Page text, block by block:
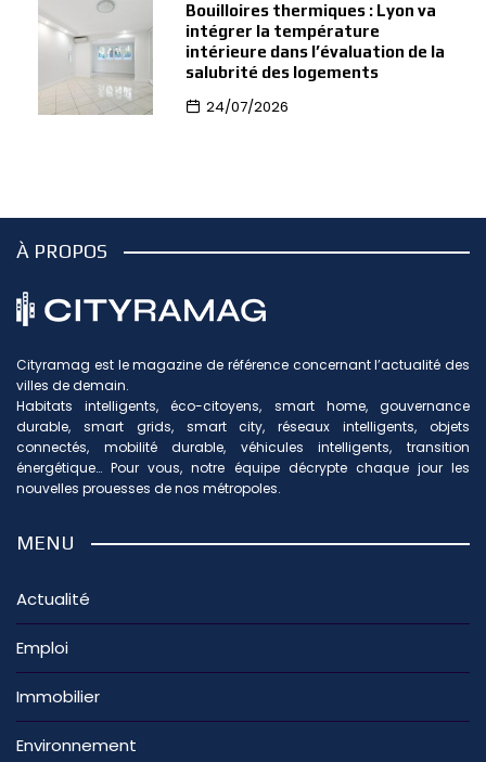
Bouilloires thermiques : Lyon va
intégrer la température
intérieure dans l’évaluation de la
salubrité des logements
24/07/2026
À PROPOS
Cityramag est le magazine de référence concernant l’actualité des
villes de demain.
Habitats intelligents, éco-citoyens, smart home, gouvernance
durable, smart grids, smart city, réseaux intelligents, objets
connectés, mobilité durable, véhicules intelligents, transition
énergétique… Pour vous, notre équipe décrypte chaque jour les
nouvelles prouesses de nos métropoles.
MENU
Actualité
Emploi
Immobilier
Environnement